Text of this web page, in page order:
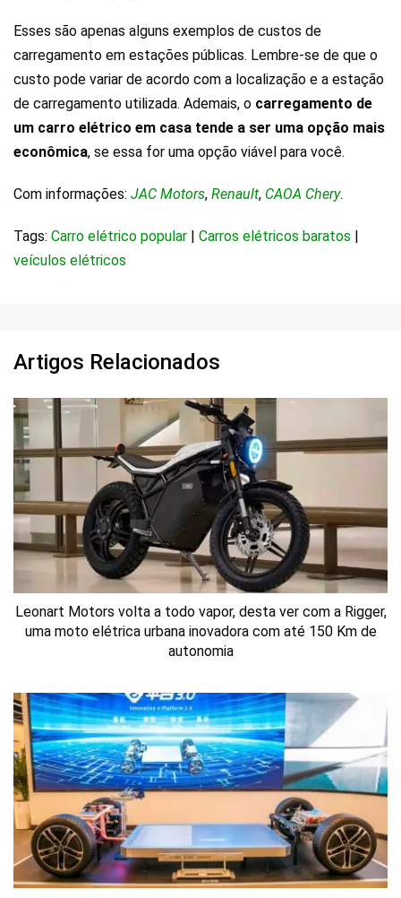
Esses são apenas alguns exemplos de custos de
carregamento em estações públicas. Lembre-se de que o
custo pode variar de acordo com a localização e a estação
de carregamento utilizada. Ademais, o carregamento de
um carro elétrico em casa tende a ser uma opção mais
econômica, se essa for uma opção viável para você.
Com informações: JAC Motors, Renault, CAOA Chery.
Tags: Carro elétrico popular | Carros elétricos baratos |
veículos elétricos
Artigos Relacionados
Leonart Motors volta a todo vapor, desta ver com a Rigger,
uma moto elétrica urbana inovadora com até 150 Km de
autonomia